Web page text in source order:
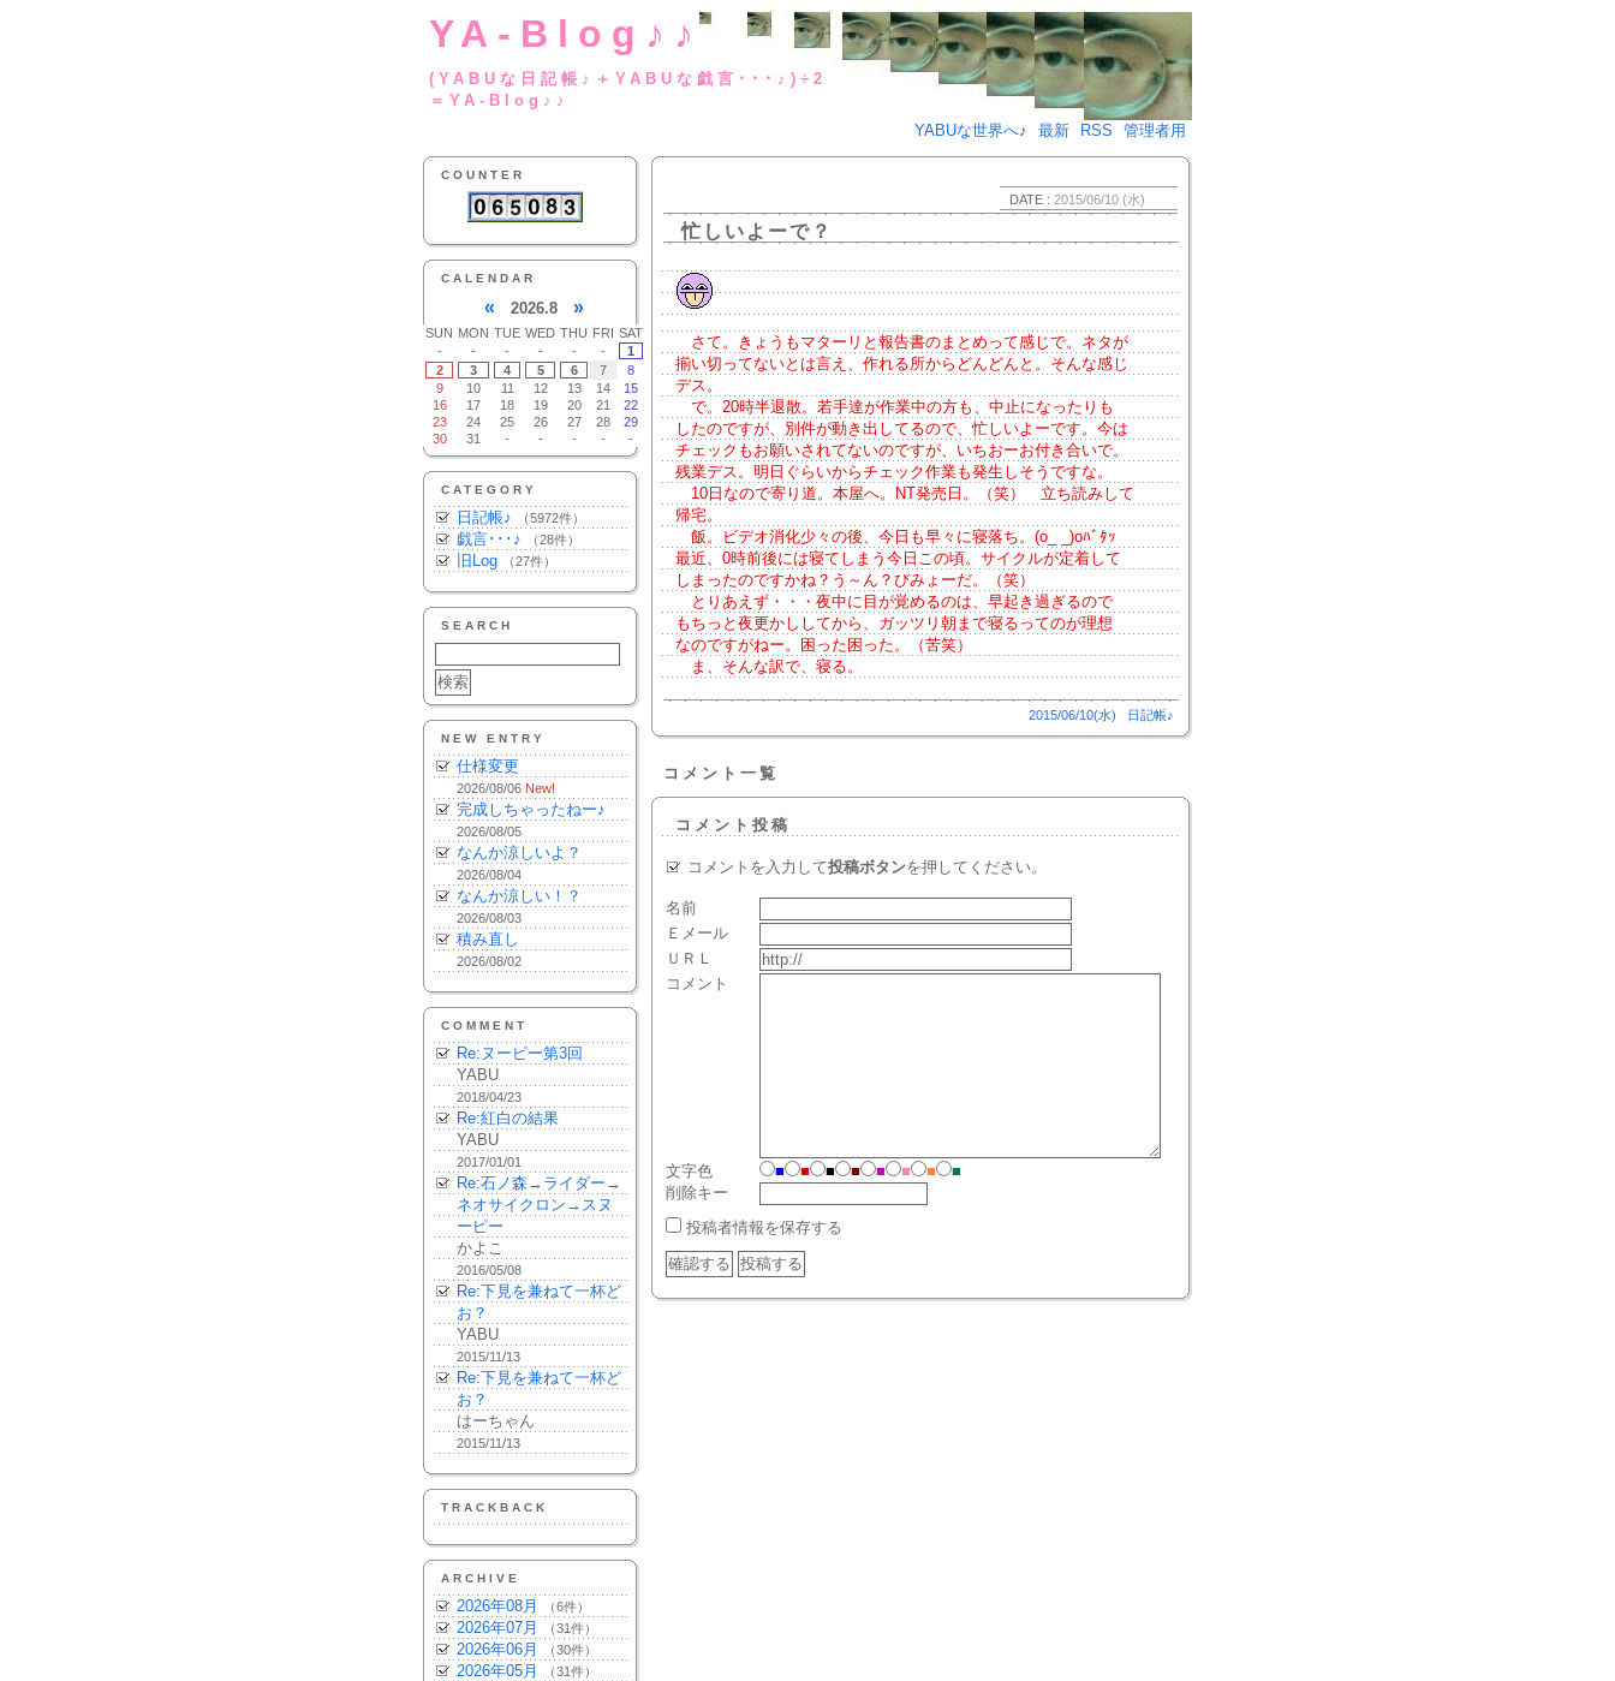
YA-Blog♪♪
(YABUな日記帳♪＋YABUな戯言･･･♪)÷2
＝YA-Blog♪♪
YABUな世界へ♪
最新 RSS 管理者用
COUNTER
CALENDAR
« 2026.8 »
SUN MON TUE WED THU FRI SAT
-
- - - - -
1
2
3 4 5 6 7
8
9
10 11 12 13 14
15
16
17 18 19 20 21
22
23
24 25 26 27 28
29
30
31 - - - - -
CATEGORY
日記帳♪ （5972件）
戯言･･･♪ （28件）
旧Log （27件）
SEARCH
NEW ENTRY
仕様変更
2026/08/06 New!
完成しちゃったねー♪
2026/08/05
なんか涼しいよ？
2026/08/04
なんか涼しい！？
2026/08/03
積み直し
2026/08/02
COMMENT
Re:ヌーピー第3回
YABU
2018/04/23
Re:紅白の結果
YABU
2017/01/01
Re:石ノ森→ライダー→
ネオサイクロン→スヌ
ーピー
かよこ
2016/05/08
Re:下見を兼ねて一杯ど
お？
YABU
2015/11/13
Re:下見を兼ねて一杯ど
お？
はーちゃん
2015/11/13
TRACKBACK
ARCHIVE
2026年08月 （6件）
2026年07月 （31件）
2026年06月 （30件）
2026年05月 （31件）
DATE : 2015/06/10 (水)
忙しいよーで？
さて。きょうもマターリと報告書のまとめって感じで。ネタが
揃い切ってないとは言え、作れる所からどんどんと。そんな感じ
デス。
で。20時半退散。若手達が作業中の方も、中止になったりも
したのですが、別件が動き出してるので、忙しいよーです。今は
チェックもお願いされてないのですが、いちおーお付き合いで。
残業デス。明日ぐらいからチェック作業も発生しそうですな。
10日なので寄り道。本屋へ。NT発売日。（笑） 立ち読みして
帰宅。
飯。ビデオ消化少々の後、今日も早々に寝落ち。(o_ _)oﾊﾞﾀｯ
最近、0時前後には寝てしまう今日この頃。サイクルが定着して
しまったのですかね？う～ん？びみょーだ。（笑）
とりあえず・・・夜中に目が覚めるのは、早起き過ぎるので
もちっと夜更かししてから、ガッツリ朝まで寝るってのが理想
なのですがねー。困った困った。（苦笑）
ま、そんな訳で、寝る。
2015/06/10(水) 日記帳♪
コメント一覧
コメント投稿
コメントを入力して投稿ボタンを押してください。
名前
Ｅメール
ＵＲＬ
コメント
文字色 ■ ■ ■ ■ ■ ■ ■
■
削除キー
投稿者情報を保存する